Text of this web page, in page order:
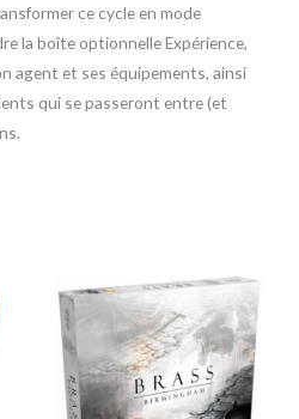
ce cycle en mode
la boîte optionnelle Expérience,
agent et ses équipements, ainsi
qui se passeront entre (et